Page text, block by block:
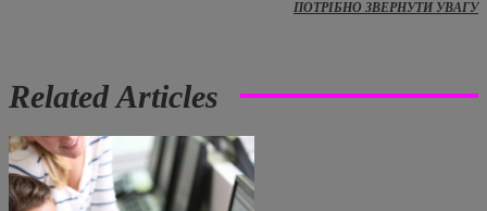
ПОТРІБНО ЗВЕРНУТИ УВАГУ
Related Articles